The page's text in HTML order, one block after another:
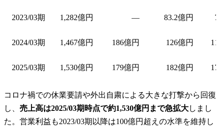
2023/03期 1,282億円 — 83.2億円
2024/03期 1,467億円 186億円 126億円
2025/03期 1,530億円 179億円 182億円
コロナ禍での休業要請や外出自粛による大きな打撃から回復
し、 売上高は2025/03期時点で約1,530億円まで急拡大しまし
た。営業利益も2023/03期以降は100億円超えの水準を維持し